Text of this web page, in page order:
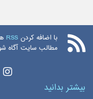
با اضافه کردن RSS
مطالب سایت آگاه
بیشتر بدانید